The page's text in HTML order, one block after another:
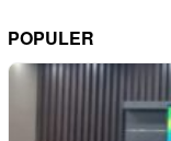
POPULER